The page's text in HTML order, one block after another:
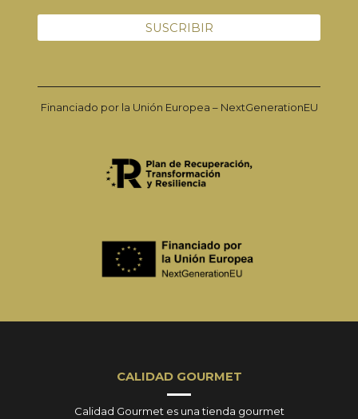
Financiado por la Unión Europea – NextGenerationEU
CALIDAD GOURMET
Calidad Gourmet es una tienda gourmet